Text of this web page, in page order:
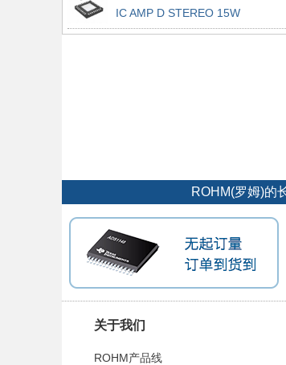
IC AMP D STEREO 15W
VQFN032V5050
ROHM(罗姆)的
关于我们
ROHM产品线